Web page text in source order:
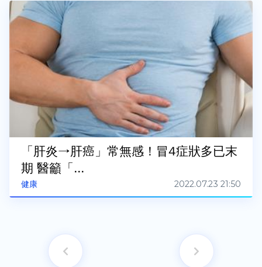
健康
「肝炎→肝癌」常無感！冒4症狀多已末
期 醫籲「...
2022.07.23 21:50